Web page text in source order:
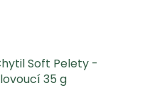
Soft Pelety -
35 g